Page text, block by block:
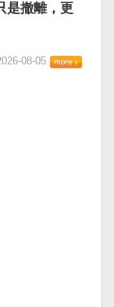
是撤離，更
08-05